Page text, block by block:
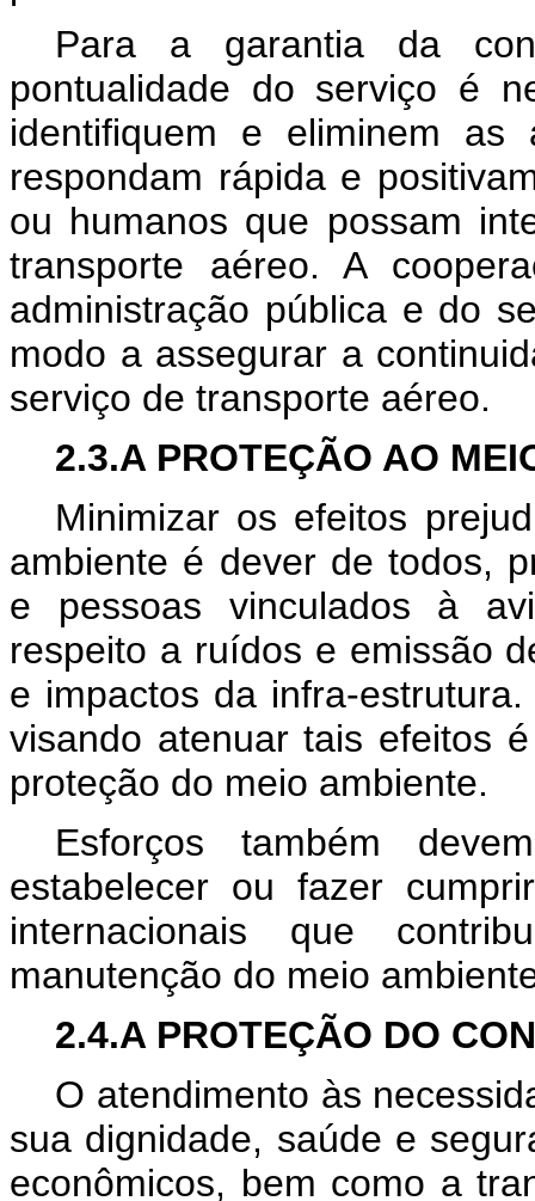
Para a garantia da
pontualidade do serviço é
identifiquem e eliminem
respondam rápida e
ou humanos que possam
transporte aéreo. A
administração pública e do
modo a assegurar a
serviço de transporte aéreo.
2.3.A PROTEÇÃO AO
Minimizar os efeitos
ambiente é dever de todos,
e pessoas vinculados à
respeito a ruídos e emissão
e impactos da infra-
visando atenuar tais efeitos
proteção do meio ambiente.
Esforços também
estabelecer ou fazer
internacionais que
manutenção do meio
2.4.A PROTEÇÃO DO
O atendimento às
sua dignidade, saúde e
econômicos, bem como a